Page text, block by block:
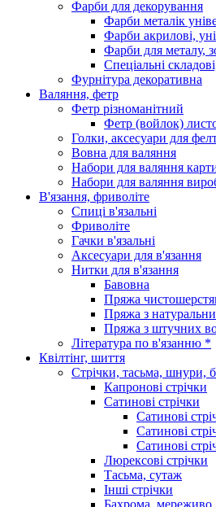
Фарби для декорування
Фарби металік
Фарби акрилові,
Фарби для металу,
Спеціальні
Фурнітура декоративна
Валяння, фетр
Фетр різноманітний
Фетр (войлок)
Голки, аксесуари для
Вовна для валяння
Набори для валяння
Набори для валяння
В'язання, фриволіте
Спиці в'язальні
Фриволіте
Гачки в'язальні
Аксесуари для в'язання
Нитки для в'язання
Бавовна
Пряжа
Пряжа з
Пряжа з штучних
Література по в'язанню *
Квілтінг, шиття
Стрічки, тасьма, шнури,
Капронові стрічки
Сатинові стрічки
Сатинові
Сатинові
Сатинові
Люрексові стрічки
Тасьма, сутаж
Інші стрічки
Бахрома, мереживо